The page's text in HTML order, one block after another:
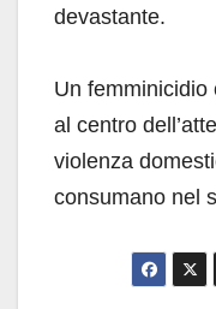
devastante.
Un femminicidio
al centro
violenza
consumano nel